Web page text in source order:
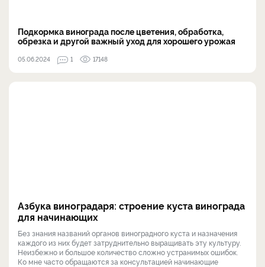
Подкормка винограда после цветения, обработка,
обрезка и другой важный уход для хорошего урожая
05.06.2024 1 17148
Азбука виноградаря: строение куста винограда
для начинающих
Без знания названий органов виноградного куста и назначения
каждого из них будет затруднительно выращивать эту культуру.
Неизбежно и большое количество сложно устранимых ошибок.
Ко мне часто обращаются за консультацией начинающие